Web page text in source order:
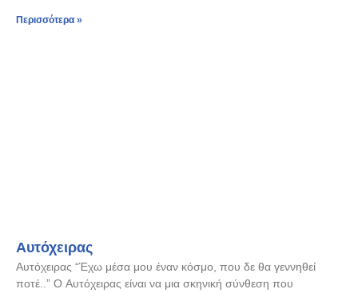
Περισσότερα »
Αυτόχειρας
Αυτόχειρας “Έχω μέσα μου έναν κόσμο, που δε θα γεννηθεί
ποτέ..” Ο Αυτόχειρας είναι να μια σκηνική σύνθεση που